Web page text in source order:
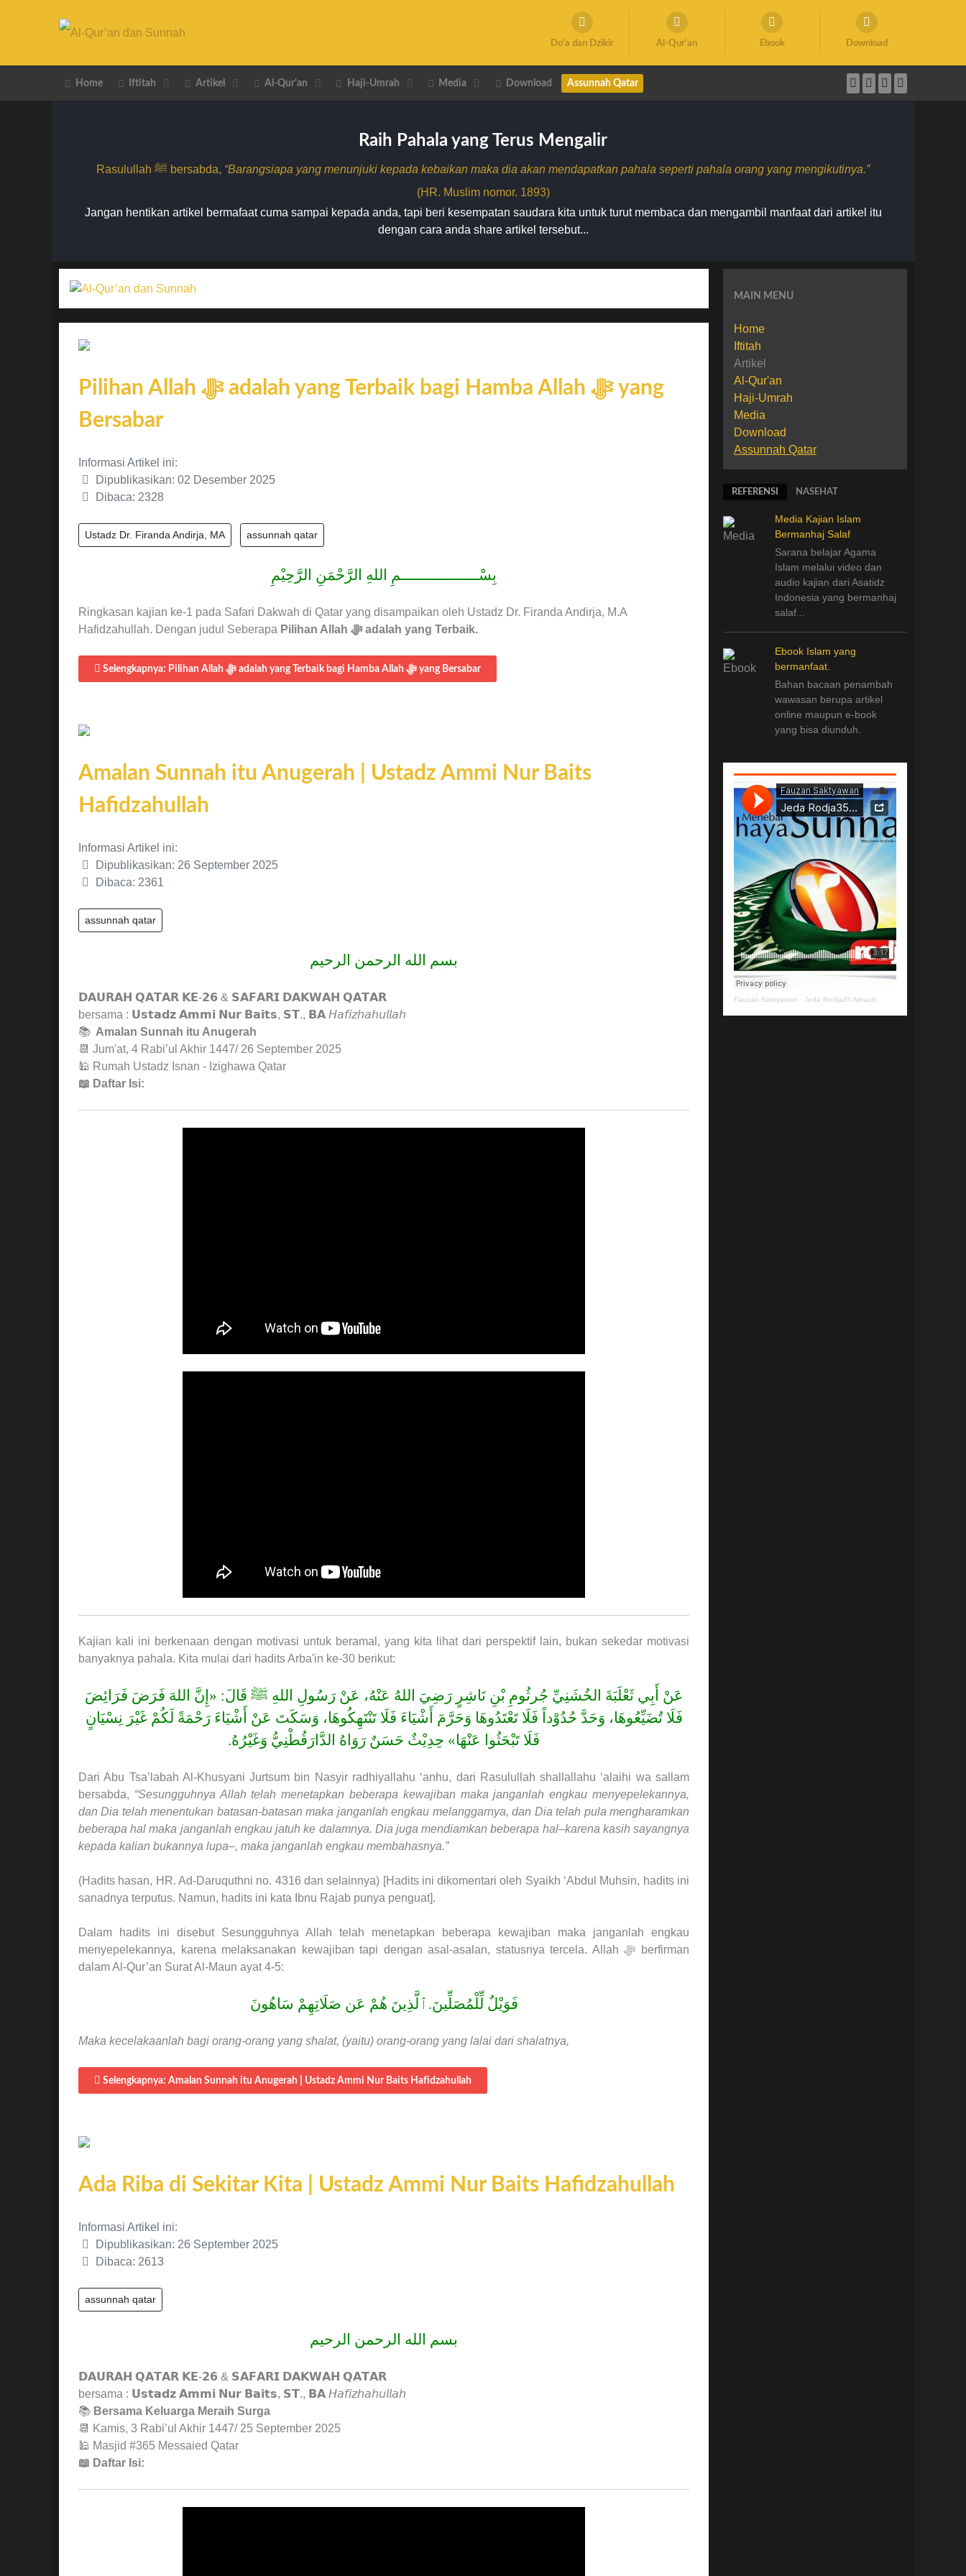
Do'a dan Dzikir Al-Qur'an Ebook Download
Home Iftitah Artikel Al-Qur'an Haji-Umrah Media Download Assunnah Qatar
Raih Pahala yang Terus Mengalir
Rasulullah ﷺ bersabda, “Barangsiapa yang menunjuki kepada kebaikan maka dia akan mendapatkan pahala seperti pahala orang yang mengikutinya.”
(HR. Muslim nomor. 1893)
Jangan hentikan artikel bermafaat cuma sampai kepada anda, tapi beri kesempatan saudara kita untuk turut membaca dan mengambil manfaat dari artikel itu
dengan cara anda share artikel tersebut...
Pilihan Allah ﷻ adalah yang Terbaik bagi Hamba Allah ﷻ yang
Bersabar
Informasi Artikel ini:
Dipublikasikan: 02 Desember 2025
Dibaca: 2328
Ustadz Dr. Firanda Andirja, MA assunnah qatar
بِسْــــــــــــــــــمِ اللهِ الرَّحْمَنِ الرَّحِيْمِ
Ringkasan kajian ke-1 pada Safari Dakwah di Qatar yang disampaikan oleh Ustadz Dr. Firanda Andirja, M.A
Hafidzahullah. Dengan judul Seberapa
Pilihan Allah ﷻ adalah yang Terbaik.
Selengkapnya: Pilihan Allah ﷻ adalah yang Terbaik bagi Hamba Allah ﷻ yang Bersabar
Amalan Sunnah itu Anugerah | Ustadz Ammi Nur Baits
Hafidzahullah
Informasi Artikel ini:
Dipublikasikan: 26 September 2025
Dibaca: 2361
assunnah qatar
بسم الله الرحمن الرحيم
𝗗𝗔𝗨𝗥𝗔𝗛 𝗤𝗔𝗧𝗔𝗥 𝗞𝗘-𝟮𝟲 & 𝗦𝗔𝗙𝗔𝗥𝗜 𝗗𝗔𝗞𝗪𝗔𝗛 𝗤𝗔𝗧𝗔𝗥
bersama : 𝗨𝘀𝘁𝗮𝗱𝘇 𝗔𝗺𝗺𝗶 𝗡𝘂𝗿 𝗕𝗮𝗶𝘁𝘀, 𝗦𝗧., 𝗕𝗔 𝘏𝘢𝘧𝘪𝘻𝘩𝘢𝘩𝘶𝘭𝘭𝘢𝘩
📚 Amalan Sunnah itu Anugerah
📆 Jum'at, 4 Rabi’ul Akhir 1447/ 26 September 2025
🕌 Rumah Ustadz Isnan - Izighawa Qatar
📖 Daftar Isi:
Kajian kali ini berkenaan dengan motivasi untuk beramal, yang kita lihat dari perspektif lain, bukan sekedar motivasi
banyaknya pahala. Kita mulai dari hadits Arba'in ke-30 berikut:
عَنْ أَبِي ثَعْلَبَةَ الخُشَنِيِّ جُرثُومِ بْنِ نَاشِرٍ رَضِيَ اللهُ عَنْهُ، عَنْ رَسُولِ اللهِ ﷺ قَالَ: «إِنَّ اللهَ فَرَضَ فَرَائِضَ
فَلَا تُضَيِّعُوهَا، وَحَدَّ حُدُوْداً فَلَا تَعْتَدُوهَا وَحَرَّمَ أَشْيَاءَ فَلَا تَنْتَهِكُوهَا، وَسَكَتَ عَنْ أَشْيَاءَ رَحْمَةً لَكُمْ غَيْرَ نِسْيَانٍ
فَلَا تَبْحَثُوا عَنْهَا» حِدِيْثٌ حَسَنٌ رَوَاهُ الدَّارَقُطْنِيُّ وَغَيْرُهُ.
Dari Abu Tsa’labah Al-Khusyani Jurtsum bin Nasyir radhiyallahu ‘anhu, dari Rasulullah shallallahu ‘alaihi wa sallam
bersabda, “Sesungguhnya Allah telah menetapkan beberapa kewajiban maka janganlah engkau menyepelekannya,
dan Dia telah menentukan batasan-batasan maka janganlah engkau melanggarnya, dan Dia telah pula mengharamkan
beberapa hal maka janganlah engkau jatuh ke dalamnya. Dia juga mendiamkan beberapa hal–karena kasih sayangnya
kepada kalian bukannya lupa–, maka janganlah engkau membahasnya.”
(Hadits hasan, HR. Ad-Daruquthni no. 4316 dan selainnya) [Hadits ini dikomentari oleh Syaikh ‘Abdul Muhsin, hadits ini
sanadnya terputus. Namun, hadits ini kata Ibnu Rajab punya penguat].
Dalam hadits ini disebut Sesungguhnya Allah telah menetapkan beberapa kewajiban maka janganlah engkau
menyepelekannya, karena melaksanakan kewajiban tapi dengan asal-asalan, statusnya tercela. Allah ﷻ berfirman
dalam Al-Qur’an Surat Al-Maun ayat 4-5:
فَوَيْلٌ لِّلْمُصَلِّينَ.ٱلَّذِينَ هُمْ عَن صَلَاتِهِمْ سَاهُونَ
Maka kecelakaanlah bagi orang-orang yang shalat, (yaitu) orang-orang yang lalai dari shalatnya,
Selengkapnya: Amalan Sunnah itu Anugerah | Ustadz Ammi Nur Baits Hafidzahullah
Ada Riba di Sekitar Kita | Ustadz Ammi Nur Baits Hafidzahullah
Informasi Artikel ini:
Dipublikasikan: 26 September 2025
Dibaca: 2613
assunnah qatar
بسم الله الرحمن الرحيم
𝗗𝗔𝗨𝗥𝗔𝗛 𝗤𝗔𝗧𝗔𝗥 𝗞𝗘-𝟮𝟲 & 𝗦𝗔𝗙𝗔𝗥𝗜 𝗗𝗔𝗞𝗪𝗔𝗛 𝗤𝗔𝗧𝗔𝗥
bersama : 𝗨𝘀𝘁𝗮𝗱𝘇 𝗔𝗺𝗺𝗶 𝗡𝘂𝗿 𝗕𝗮𝗶𝘁𝘀, 𝗦𝗧., 𝗕𝗔 𝘏𝘢𝘧𝘪𝘻𝘩𝘢𝘩𝘶𝘭𝘭𝘢𝘩
📚 Bersama Keluarga Meraih Surga
📆 Kamis, 3 Rabi’ul Akhir 1447/ 25 September 2025
🕌 Masjid #365 Messaied Qatar
📖 Daftar Isi:
MAIN MENU
Home
Iftitah
Artikel
Al-Qur'an
Haji-Umrah
Media
Download
Assunnah Qatar
REFERENSI NASEHAT
Media Kajian Islam
Bermanhaj Salaf
Sarana belajar Agama
Islam melalui video dan
audio kajian dari Asatidz
Indonesiayang bermanhaj
salaf...
Ebook Islam yang
bermanfaat.
Bahan bacaan penambah
wawasan berupa artikel
online maupun e-book
yang bisa diunduh.
Fauzan Saktyawan · Jeda Rodja35 Almaut